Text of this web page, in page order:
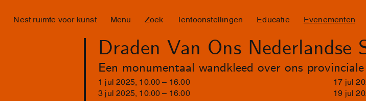
Nest ruimte voor kunst Menu Zoek Tentoonstellingen Educatie Evenementen
Draden Van Ons Nederlandse
Een monumentaal wandkleed over ons
1 jul 2025 10:00 16 :00
3 jul 2025 10:00 16 :00
17 jul
19 jul